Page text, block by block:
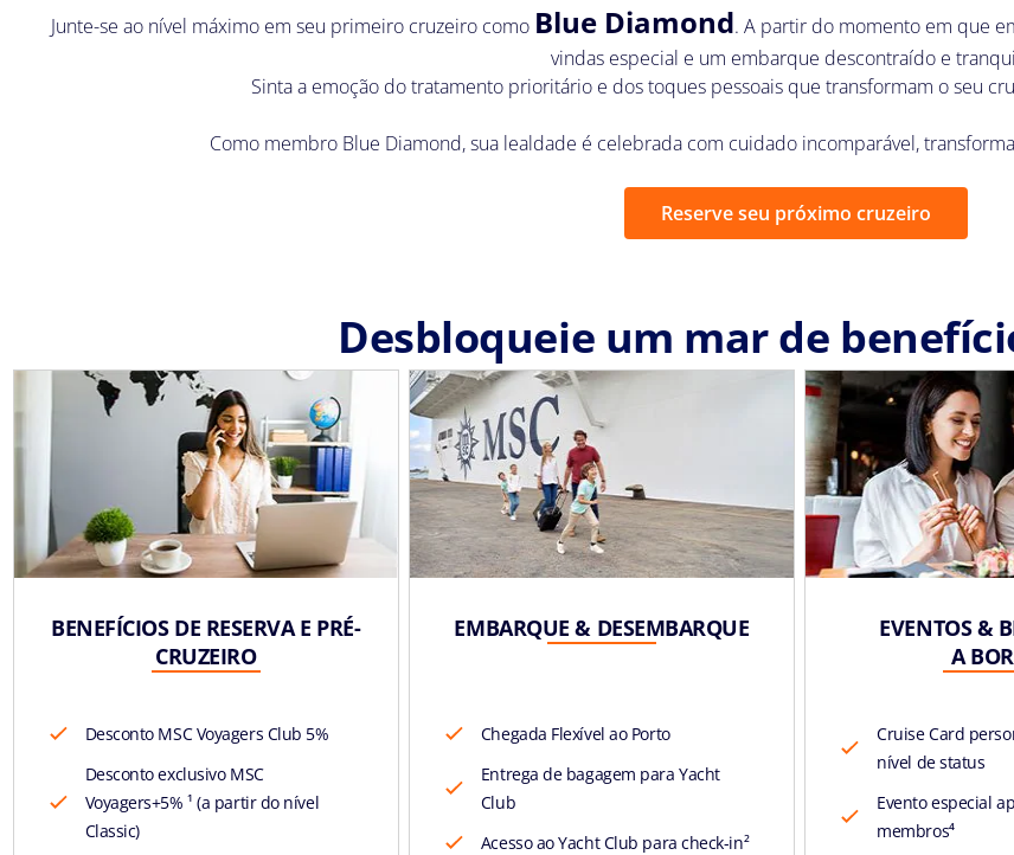
Junte-se ao nível máximo em seu primeiro cruzeiro como Blue Diamond. A partir do momento em que
vindas especial e um embarque descontraído e
Sinta a emoção do tratamento prioritário e dos toques pessoais que transformam o seu
Como membro Blue Diamond, sua lealdade é celebrada com cuidado incomparável,
Reserve seu próximo cruzeiro
Desbloqueie um mar de
BENEFÍCIOS DE RESERVA E PRÉ-
CRUZEIRO
Desconto MSC Voyagers Club 5%
Desconto exclusivo MSC
Voyagers+5% ¹ (a partir do nível
Classic)
EMBARQUE & DESEMBARQUE
Chegada Flexível ao Porto
Entrega de bagagem para Yacht
Club
Acesso ao Yacht Club para check-in²
EVENTOS &
A
Cruise Card
nível de status
Evento especial
membros⁴